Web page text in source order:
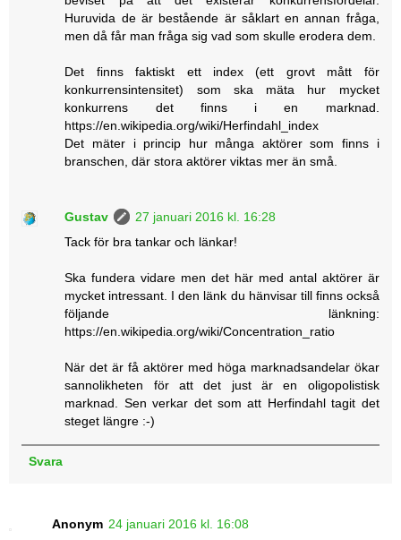
Huruvida de är bestående är såklart en annan fråga,
men då får man fråga sig vad som skulle erodera dem.
Det finns faktiskt ett index (ett grovt mått för
konkurrensintensitet) som ska mäta hur mycket
konkurrens det finns i en marknad.
https://en.wikipedia.org/wiki/Herfindahl_index
Det mäter i princip hur många aktörer som finns i
branschen, där stora aktörer viktas mer än små.
Gustav
27 januari 2016 kl. 16:28
Tack för bra tankar och länkar!
Ska fundera vidare men det här med antal aktörer är
mycket intressant. I den länk du hänvisar till finns också
följande länkning:
https://en.wikipedia.org/wiki/Concentration_ratio
När det är få aktörer med höga marknadsandelar ökar
sannolikheten för att det just är en oligopolistisk
marknad. Sen verkar det som att Herfindahl tagit det
steget längre :-)
Svara
Anonym 24 januari 2016 kl. 16:08